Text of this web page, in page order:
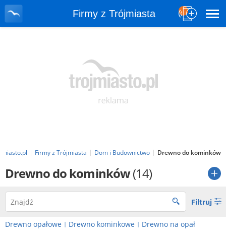
Firmy z Trójmiasta
Firmy z Trójmiasta Dom i Budownictwo Drewno do kominków
Drewno do kominków(14)
Filtruj
Drewno opałowe | Drewno kominkowe | Drewno na opał